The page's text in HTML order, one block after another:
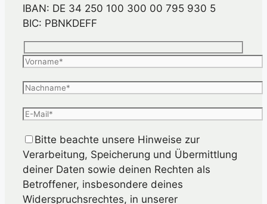
IBAN: DE 34 250 100 300 00 795 930 5
BIC: PBNKDEFF
Bitte beachte unsere Hinweise zur
Verarbeitung, Speicherung und Übermittlung
deiner Daten sowie deinen Rechten als
Betroffener, insbesondere deines
Widerspruchsrechtes, in unserer